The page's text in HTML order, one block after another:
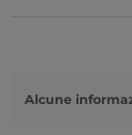
un'estensione
tradizionali di
Alcune